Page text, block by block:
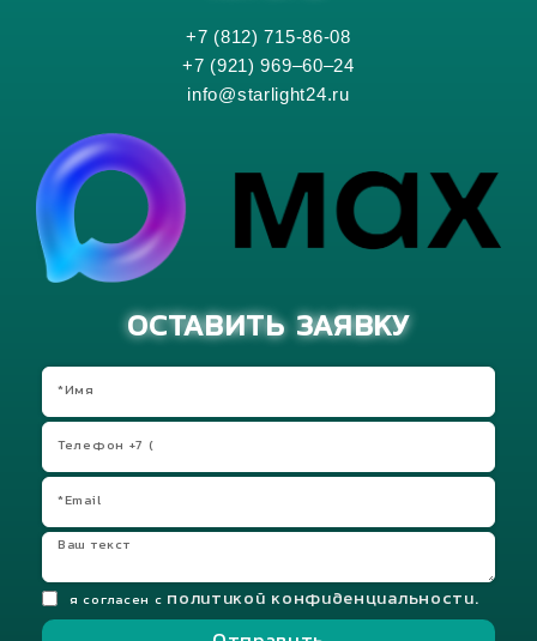
+7 (812) 715-86-08
+7 (921) 969–60–24
info@starlight24.ru
ОСТАВИТЬ ЗАЯВКУ
я согласен с политикой конфиденциальности.